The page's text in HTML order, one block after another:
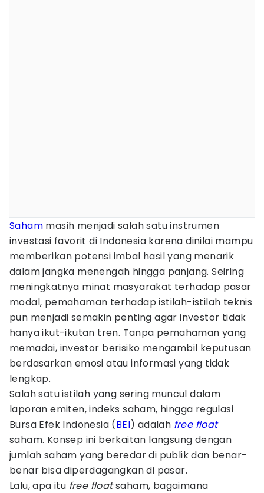
Saham masih menjadi salah satu instrumen
investasi favorit di Indonesia karena dinilai mampu
memberikan potensi imbal hasil yang menarik
dalam jangka menengah hingga panjang. Seiring
meningkatnya minat masyarakat terhadap pasar
modal, pemahaman terhadap istilah-istilah teknis
pun menjadi semakin penting agar investor tidak
hanya ikut-ikutan tren. Tanpa pemahaman yang
memadai, investor berisiko mengambil keputusan
berdasarkan emosi atau informasi yang tidak
lengkap.
Salah satu istilah yang sering muncul dalam
laporan emiten, indeks saham, hingga regulasi
Bursa Efek Indonesia (BEI) adalah free float
saham. Konsep ini berkaitan langsung dengan
jumlah saham yang beredar di publik dan benar-
benar bisa diperdagangkan di pasar.
Lalu, apa itu free floatsaham, bagaimana